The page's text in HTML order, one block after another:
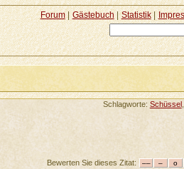
Schlagworte: Schüssel
Bewerten Sie dieses Zitat:
Forum| Gästebuch| Statistik|